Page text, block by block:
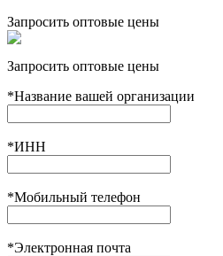
Запросить оптовые цены
Запросить оптовые цены
*Название вашей организации
*ИНН
*Мобильный телефон
*Электронная почта